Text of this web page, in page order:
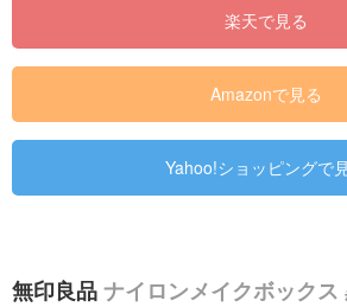
楽天で見る
Amazonで見る
Yahoo!ショッピングで
無印良品ナイロンメイクボックス